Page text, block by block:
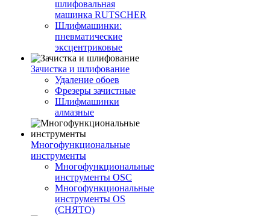
шлифовальная
машинка RUTSCHER
Шлифмашинки:
пневматические
эксцентриковые
Зачистка и шлифование
Удаление обоев
Фрезеры зачистные
Шлифмашинки
алмазные
Многофункциональные
инструменты
Многофункциональные
инструменты OSC
Многофункциональные
инструменты OS
(СНЯТО)